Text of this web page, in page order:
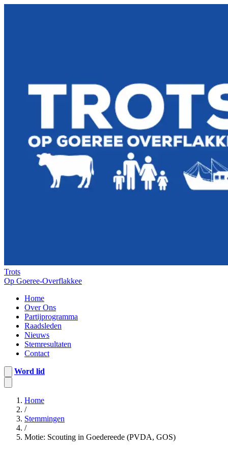
Trots
Op Goeree-Overflakkee
Home
Over Ons
Partijprogramma
Raadsleden
Nieuws
Stemresultaten
Contact
Word lid
Home
/
Stemmingen
/
Motie: Scouting in Goedereede (PVDA, GOS)